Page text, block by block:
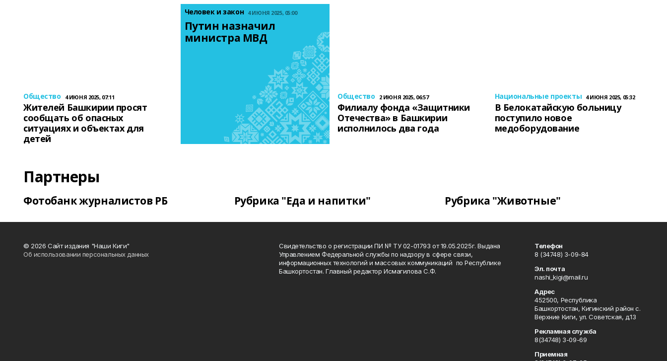
Общество 4 ИЮНЯ 2025, 07:11
Жителей Башкирии просят
сообщать об опасных
ситуациях и объектах для
детей
Человек и закон 4 ИЮНЯ 2025, 05:00
Путин назначил
министра МВД
Общество 2 ИЮНЯ 2025, 06:57
Филиалу фонда «Защитники
Отечества» в Башкирии
исполнилось два года
Национальные проекты 4 ИЮНЯ 2025, 05:32
В Белокатайскую больницу
поступило новое
медоборудование
Партнеры
Фотобанк журналистов РБ Рубрика "Еда и напитки" Рубрика "Животные"
© 2026 Сайт издания "Наши Киги"
Об использовании персональных данных
Свидетельство о регистрации ПИ № ТУ 02-01793 от 19.05.2025г. Выдана
Управлением Федеральной службы по надзору в сфере связи,
информационных технологий и массовых коммуникаций по Республике
Башкортостан. Главный редактор Исмагилова С.Ф.
Телефон
8 (34748) 3-09-84
Эл. почта
nashi_kigi@mail.ru
Адрес
452500, Республика
Башкортостан, Кигинский район с.
Верхние Киги, ул. Советская, д.13
Рекламная служба
8(34748) 3-09-69
Приемная